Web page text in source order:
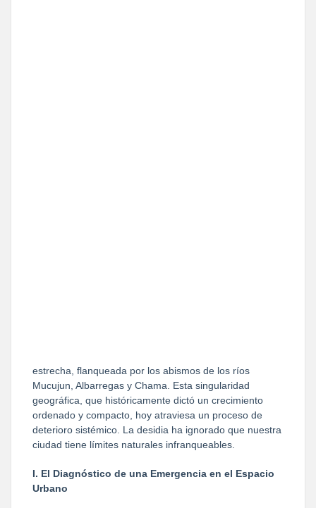
estrecha, flanqueada por los abismos de los ríos
Mucujun, Albarregas y Chama. Esta singularidad
geográfica, que históricamente dictó un crecimiento
ordenado y compacto, hoy atraviesa un proceso de
deterioro sistémico. La desidia ha ignorado que nuestra
ciudad tiene límites naturales infranqueables.
I. El Diagnóstico de una Emergencia en el Espacio
Urbano